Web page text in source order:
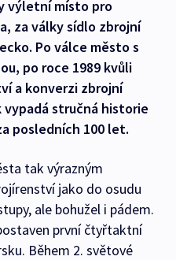
výletní místo pro
za války sídlo zbrojní
Po válce město s
po roce 1989 kvůli
a konverzi zbrojní
vypadá stručná historie
posledních 100 let.
tak výrazným
jako do osudu
ale bohužel i pádem.
první čtyřtaktní
Během 2. světové